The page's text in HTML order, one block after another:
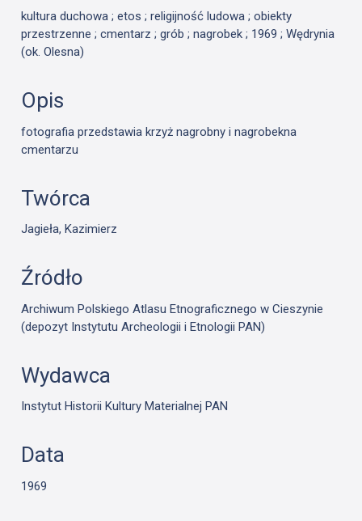
kultura duchowa ; etos ; religijność ludowa ; obiekty
przestrzenne ; cmentarz ; grób ; nagrobek ; 1969 ; Wędrynia
(ok. Olesna)
Opis
fotografia przedstawia krzyż nagrobny i nagrobekna
cmentarzu
Twórca
Jagieła, Kazimierz
Źródło
Archiwum Polskiego Atlasu Etnograficznego w Cieszynie
(depozyt Instytutu Archeologii i Etnologii PAN)
Wydawca
Instytut Historii Kultury Materialnej PAN
Data
1969